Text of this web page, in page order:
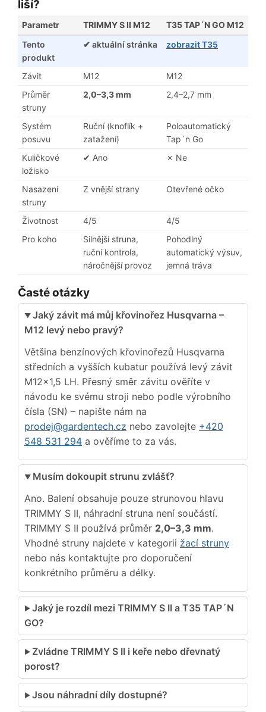
liší?
Parametr TRIMMY S II M12
T35 TAP´N GO M12
Tento
produkt
✔ aktuální stránka zobrazit T35
Závit M12
M12
Průměr
struny
2,0–3,3 mm 2,4–2,7 mm
Systém
posuvu
Ruční (knoflík +
zatažení)
Poloautomatický
Tap´n Go
Kuličkové
ložisko
✔ Ano ✗ Ne
Nasazení
struny
Z vnější strany Otevřené očko
Životnost 4/5
4/5
Pro koho
Silnější struna,
ruční kontrola,
náročnější provoz
Pohodlný
automatický výsuv,
jemná tráva
Časté otázky
Jaký závit má můj křovinořez Husqvarna –
M12 levý nebo pravý?
Většina benzínových křovinořezů Husqvarna
středních a vyšších kubatur používá levý závit
M12×1,5 LH. Přesný směr závitu ověříte v
návodu ke svému stroji nebo podle výrobního
čísla (SN) – napište nám na
prodej@gardentech.cz nebo zavolejte +420
548 531 294 a ověříme to za vás.
Musím dokoupit strunu zvlášť?
Ano. Balení obsahuje pouze strunovou hlavu
TRIMMY S II, náhradní struna není součástí.
TRIMMY S II používá průměr 2,0–3,3 mm.
Vhodné struny najdete v kategorii žací struny
nebo nás kontaktujte pro doporučení
konkrétního průměru a délky.
Jaký je rozdíl mezi TRIMMY S II a T35 TAP´N
GO?
Zvládne TRIMMY S II i keře nebo dřevnatý
porost?
Jsou náhradní díly dostupné?